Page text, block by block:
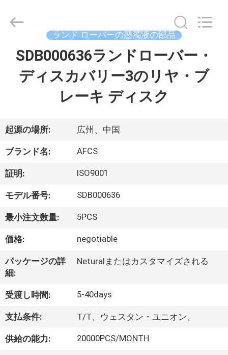
製
品
動
画
私
た
つ
い
2026
GUANGZHOU
Reserved.
ランド ローバーの懸濁液の部品
SDB000636ランドローバー・
ディスカバリー3のリヤ・ブ
レーキ ディスク
起源の場所: 広州、中国
ブランド名: AFCS
証明: ISO9001
モデル番号: SDB000636
最小注文数量: 5PCS
価格: negotiable
パッケージの詳
細:
Neturalまたはカスタマイズされる
受渡し時間: 5-40days
支払条件: T/T、ウェスタン・ユニオン、
供給の能力: 20000PCS/MONTH